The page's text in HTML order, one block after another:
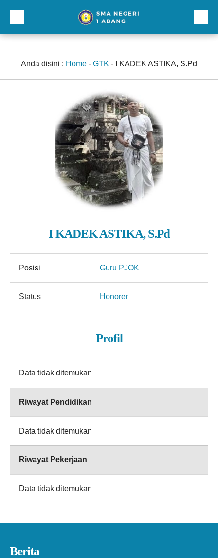
Profil
Kurikulum dan Kesiswaan
Sarana Prasarana
Anda disini : Home - GTK - I KADEK ASTIKA, S.Pd
I KADEK ASTIKA, S.Pd
Posisi Guru PJOK
Status Honorer
Profil
Data tidak ditemukan
Riwayat Pendidikan
Data tidak ditemukan
Riwayat Pekerjaan
Data tidak ditemukan
Berita